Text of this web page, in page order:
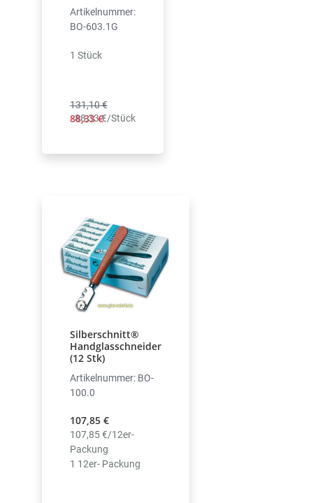
Artikelnummer:
BO-603.1G
131,10 €
88,33 €
88,33 €/Stück
1 Stück
Silberschnitt®
Handglasschneider
(12 Stk)
Artikelnummer: BO-
100.0
107,85 €
107,85 €/12er-
Packung
1 12er- Packung